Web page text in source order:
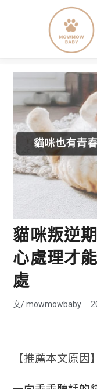
貓咪叛逆
心處理才
處
文/mowmowbaby
【推薦本文原因】